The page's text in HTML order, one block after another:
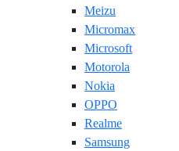
Meizu
Micromax
Microsoft
Motorola
Nokia
OPPO
Realme
Samsung